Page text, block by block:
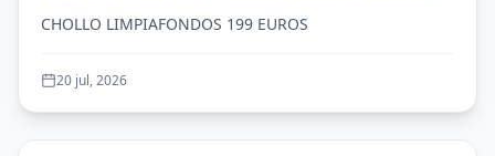
Aspirador Automático, 120 Min
2,5h, 4 Modos,Verde Oliva
CHOLLO LIMPIAFONDOS 199 EUROS
20 jul, 2026